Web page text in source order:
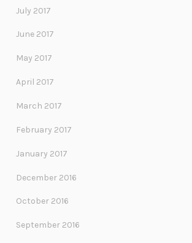
July 2017
June 2017
May 2017
April 2017
March 2017
February 2017
January 2017
December 2016
October 2016
September 2016